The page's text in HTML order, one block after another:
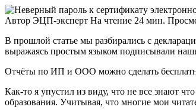
Автор ЭЦП-эксперт На чтение 24 мин.
В прошлой статье мы разбирались с
выражаясь простым языком подписывали
Отчёты по ИП и ООО можно сделать
Как-то я упустил из виду, что не все знают
образования. Учитывая, что многие мои